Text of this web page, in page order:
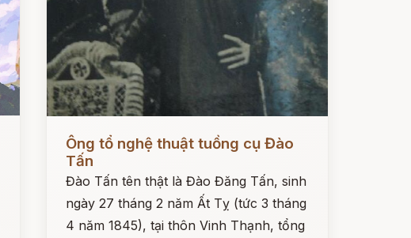
Đọc ngay
Ông tổ nghệ thuật tuồng cụ Đào
Tấn
Đào Tấn tên thật là Đào Đăng Tấn, sinh
ngày 27 tháng 2 năm Ất Tỵ (tức 3 tháng
4 năm 1845), tại thôn Vinh Thạnh, tổng